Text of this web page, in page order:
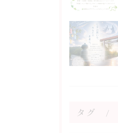
タグ